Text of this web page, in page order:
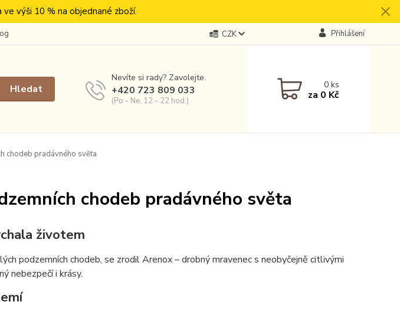
výši 10 % na objednané zboží.
CZK Přihlášení
Hledat
Nevíte si rady? Zavolejte.
+420 723 809 033
(Po - Ne, 12 - 22 hod.)
0ks
za 0 Kč
chodeb pradávného světa
chodeb pradávného světa
životem
podzemních chodeb, se zrodil Arenox – drobný mravenec s neobyčejně citlivými
nebezpečí i krásy.